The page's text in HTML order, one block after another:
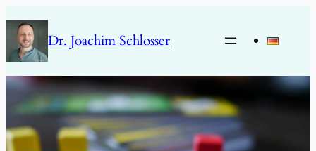
Inhalt
springen
Dr. Joachim Schlosser